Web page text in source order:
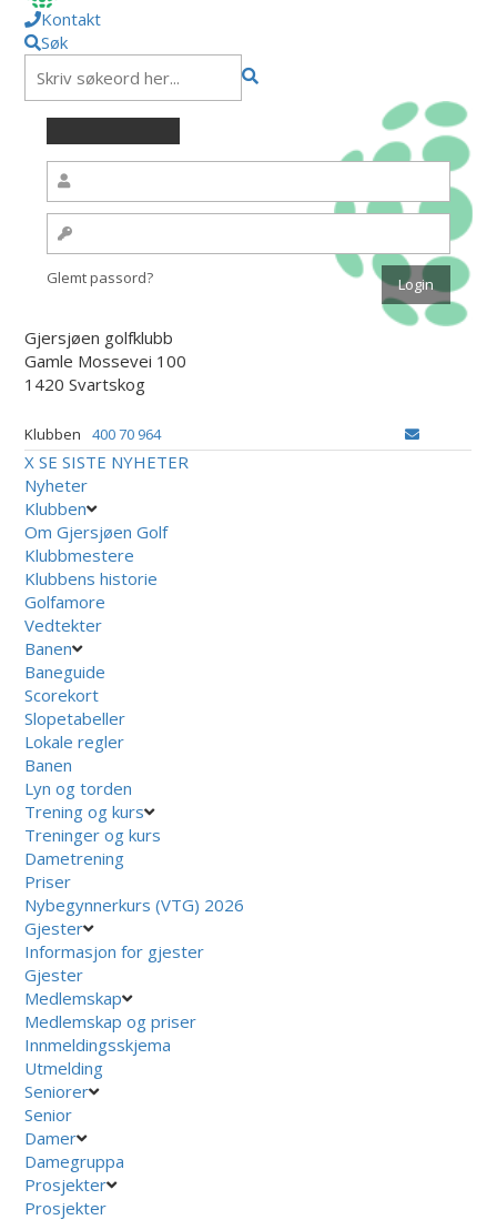
Kontakt
Søk
Glemt passord?
Gjersjøen golfklubb
Gamle Mossevei 100
1420 Svartskog
Klubben 400 70 964
X SE SISTE NYHETER
Nyheter
Klubben
Om Gjersjøen Golf
Klubbmestere
Klubbens historie
Golfamore
Vedtekter
Banen
Baneguide
Scorekort
Slopetabeller
Lokale regler
Banen
Lyn og torden
Trening og kurs
Treninger og kurs
Dametrening
Priser
Nybegynnerkurs (VTG) 2026
Gjester
Informasjon for gjester
Gjester
Medlemskap
Medlemskap og priser
Innmeldingsskjema
Utmelding
Seniorer
Senior
Damer
Damegruppa
Prosjekter
Prosjekter